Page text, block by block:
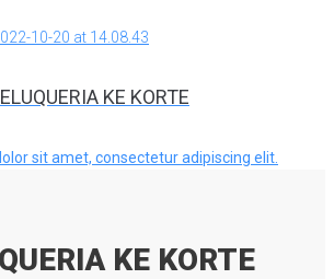
KE KORTE
sit amet, consectetur adipiscing elit.
KE KORTE